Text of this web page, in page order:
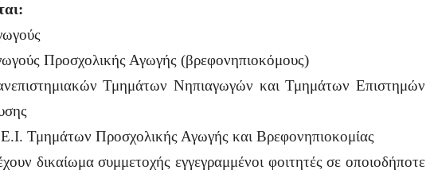
Προσχολικής Αγωγής (βρεφονηπιοκόμους)
Τμημάτων Νηπιαγωγών και Τμημάτων Επιστημών
Τμημάτων Προσχολικής Αγωγής και Βρεφονηπιοκομίας
δικαίωμα συμμετοχής εγγεγραμμένοι φοιτητές σε οποιοδήποτε